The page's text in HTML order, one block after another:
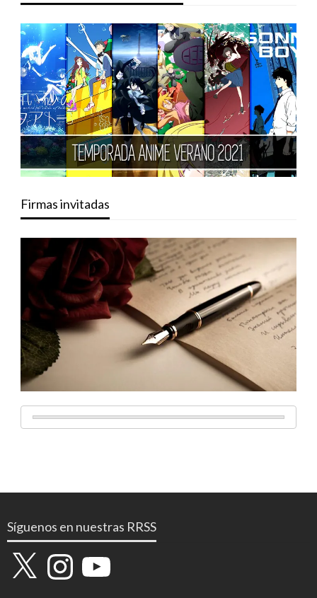
Firmas invitadas
Síguenos en nuestras RRSS
X InstagramYouTube